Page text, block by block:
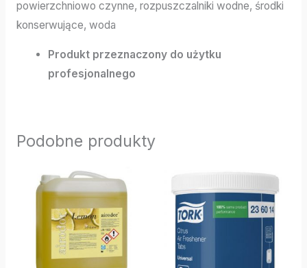
powierzchniowo czynne, rozpuszczalniki wodne, środki
konserwujące, woda
Produkt przeznaczony do użytku
profesjonalnego
Podobne produkty